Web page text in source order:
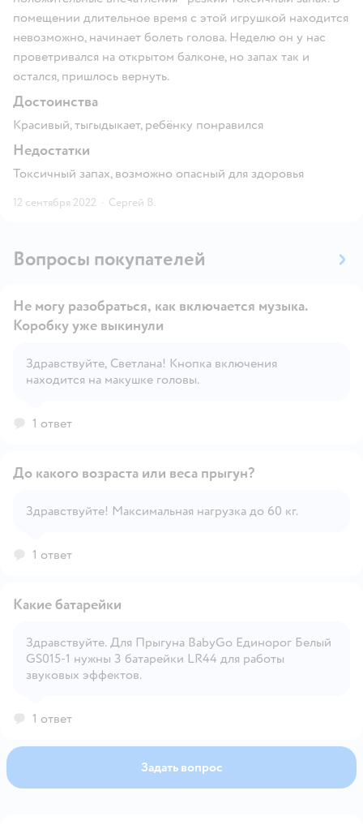
помещении длительное время с этой игрушкой находится
невозможно, начинает болеть голова. Неделю он у нас
проветривался на открытом балконе, но запах так и
остался, пришлось вернуть.
Достоинства
Красивый, тыгыдыкает, ребёнку понравился
Недостатки
Токсичный запах, возможно опасный для здоровья
12 сентября 2022 · Сергей В.
Вопросы покупателей
Открыть вопрос
Не могу разобраться, как включается музыка.
Коробку уже выкинули
Здравствуйте, Светлана! Кнопка включения
находится на макушке головы.
1 ответ
Открыть вопрос
До какого возраста или веса прыгун?
Здравствуйте! Максимальная нагрузка до 60 кг.
1 ответ
Открыть вопрос
Какие батарейки
Здравствуйте. Для Прыгуна BabyGo Единорог Белый
GS015-1 нужны 3 батарейки LR44 для работы
звуковых эффектов.
1 ответ
Задать вопрос